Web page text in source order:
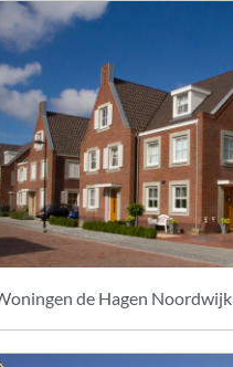
de Hagen Noordwijk